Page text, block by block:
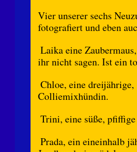
Vier unserer sechs
fotografiert und eben
Laika eine
ihr nicht sagen. Ist ein
Chloe, eine
Colliemixhündin.
Trini, eine süße,
Prada, ein eineinhalb